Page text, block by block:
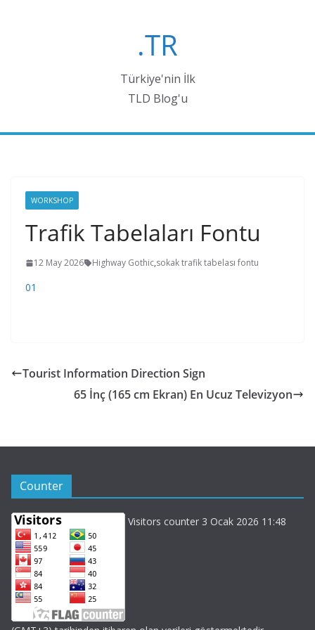
.TR
Türkiye'nin İlk
TLD Blog'u
WORKSHOP
Trafik Tabelaları Fontu
12 May 2026 Highway Gothic,sokak trafik tabelası fontu
01
Tourist Information Direction Sign
65 İnç (165 cm Ekran) En Ucuz Televizyon
Counter
Visitors counter 3 Ocak 2026 11:48